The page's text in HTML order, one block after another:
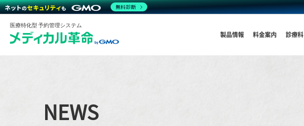
医療特化型 予約管理システム
製品情報 料金案内 診療科
NEWS
無料診断